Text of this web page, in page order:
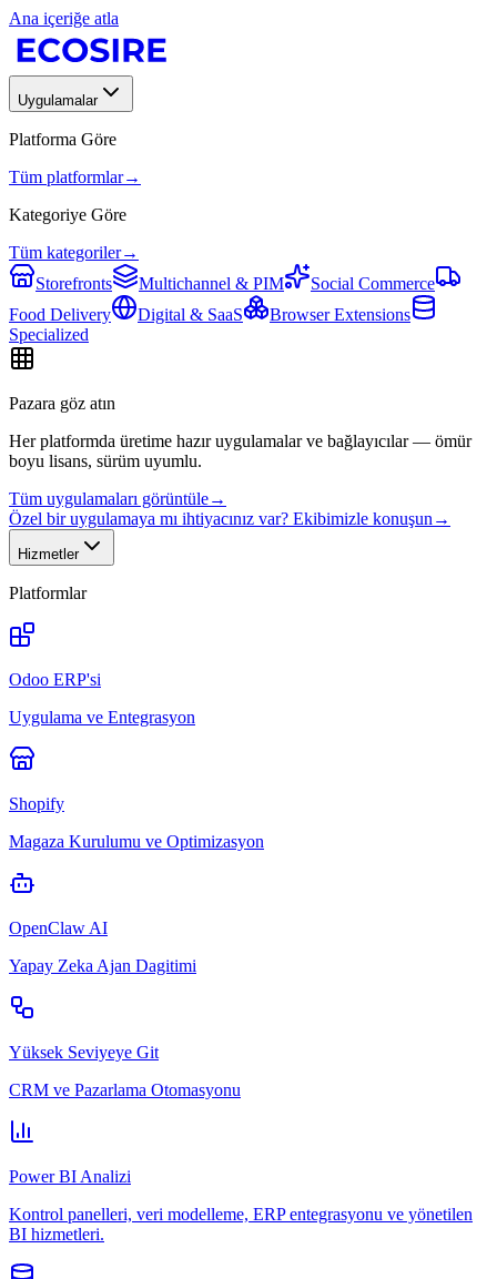
Ana içeriğe atla
Uygulamalar
Platforma Göre
Tüm platformlar→
Kategoriye Göre
Tüm kategoriler→
Storefronts
Multichannel & PIM
Social Commerce
Food Delivery
Digital & SaaS
Browser Extensions
Specialized
Pazara göz atın
Her platformda üretime hazır uygulamalar ve bağlayıcılar — ömür
boyu lisans, sürüm uyumlu.
Tüm uygulamaları görüntüle→
Özel bir uygulamaya mı ihtiyacınız var? Ekibimizle konuşun →
Hizmetler
Platformlar
Odoo ERP'si
Uygulama ve Entegrasyon
Shopify
Magaza Kurulumu ve Optimizasyon
OpenClaw AI
Yapay Zeka Ajan Dagitimi
Yüksek Seviyeye Git
CRM ve Pazarlama Otomasyonu
Power BI Analizi
Kontrol panelleri, veri modelleme, ERP entegrasyonu ve yönetilen
BI hizmetleri.